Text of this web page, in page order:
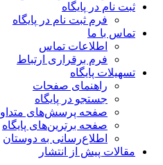
ثبت نام در پایگاه
فرم ثبت نام در پایگاه
تماس با ما
اطلاعات تماس
فرم برقراری ارتباط
تسهیلات پایگاه
راهنمای صفحات
جستجو در پایگاه
صفحه پرسش‌های متداول
صفحه برترین‌های پایگاه
اطلاع‌رسانی به دوستان
مقالات پیش از انتشار